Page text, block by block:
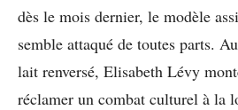
dès le mois dernier, le modèle
semble attaqué de toutes parts.
lait renversé, Elisabeth Lévy
réclamer un combat culturel à la